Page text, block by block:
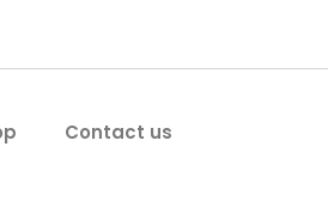
Contact us